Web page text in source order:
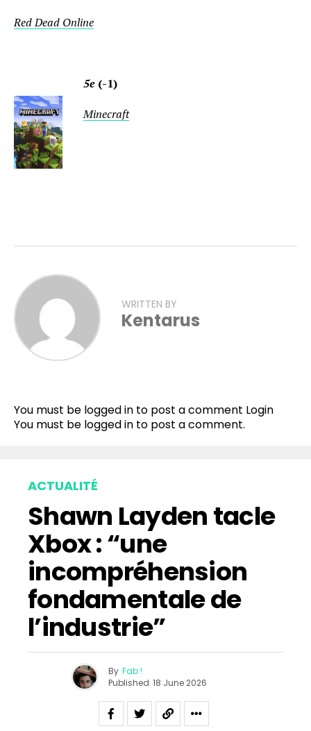
Red Dead Online
5e (-1)
Minecraft
WRITTEN BY
Kentarus
You must be logged in to post a comment Login
You must be logged in to post a comment.
ACTUALITÉ
Shawn Layden tacle
Xbox : “une
incompréhension
fondamentale de
l’industrie”
By Fab !
Published 18 June 2026